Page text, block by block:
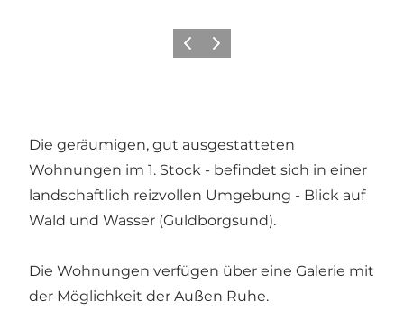
ZurückWeiter
Die geräumigen, gut ausgestatteten
Wohnungen im 1. Stock - befindet sich in einer
landschaftlich reizvollen Umgebung - Blick auf
Wald und Wasser (Guldborgsund).
Die Wohnungen verfügen über eine Galerie mit
der Möglichkeit der Außen Ruhe.